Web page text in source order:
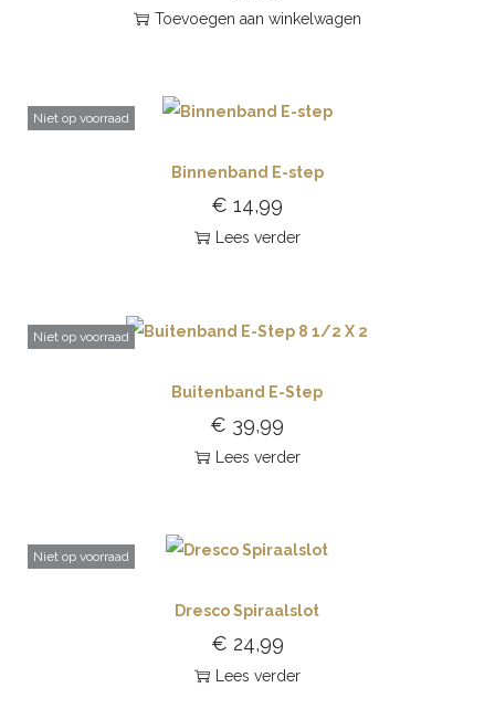
Toevoegen aan winkelwagen
Niet op voorraad
Binnenband E-step
€ 14,99
Lees verder
Niet op voorraad
Buitenband E-Step
€ 39,99
Lees verder
Niet op voorraad
Dresco Spiraalslot
€ 24,99
Lees verder